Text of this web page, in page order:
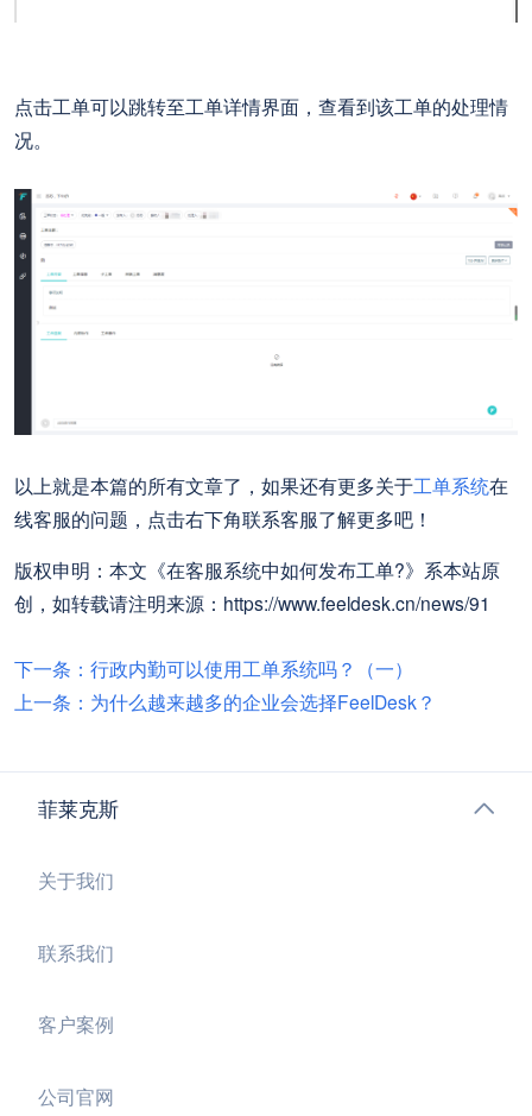
点击工单可以跳转至工单详情界面，查看到该工单的处理情
况。
以上就是本篇的所有文章了，如果还有更多关于工单系统在
线客服的问题，点击右下角联系客服了解更多吧！
版权申明：本文《在客服系统中如何发布工单?》系本站原
创，如转载请注明来源：https://www.feeldesk.cn/news/91
下一条：行政内勤可以使用工单系统吗？（一）
上一条：为什么越来越多的企业会选择FeelDesk？
菲莱克斯
关于我们
联系我们
客户案例
公司官网